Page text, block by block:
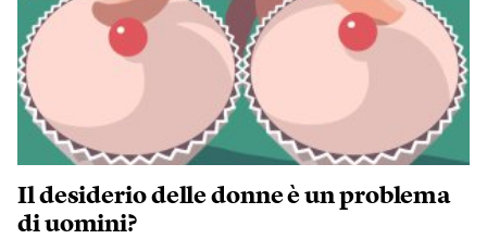
Il desiderio delle donne è un problema
di uomini?